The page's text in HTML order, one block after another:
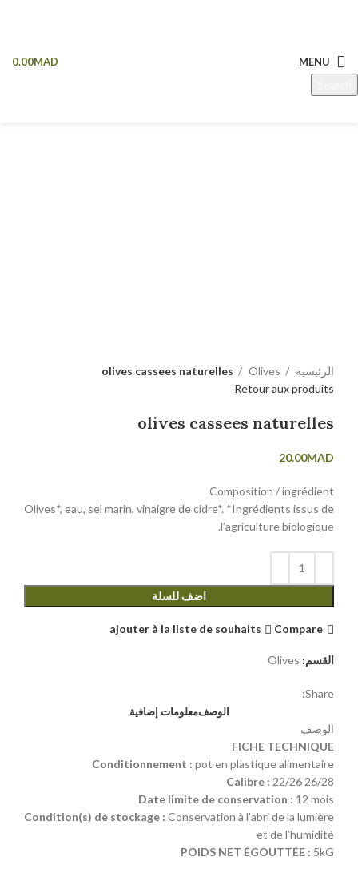
MENU
0.00MAD
الرئيسية
Olives
olives cassees naturelles
Retour aux produits
olives cassees naturelles
20.00MAD
Composition / ingrédient
Olives*, eau, sel marin, vinaigre de cidre*. *Ingrédients issus de
l’agriculture biologique.
اضف للسلة
Compare
ajouter à la liste de souhaits
القسم: Olives
Share:
الوصفمعلومات إضافية
الوصف
FICHE TECHNIQUE
Conditionnement : pot en plastique alimentaire
Calibre : 22/26 26/28
Date limite de conservation : 12 mois
Condition(s) de stockage : Conservation à l’abri de la lumière
et de l’humidité
POIDS NET ÉGOUTTÉE : 5kG